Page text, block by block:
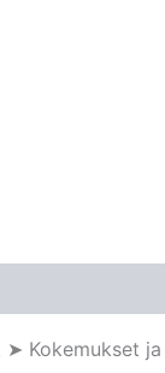
Kokemukset ja